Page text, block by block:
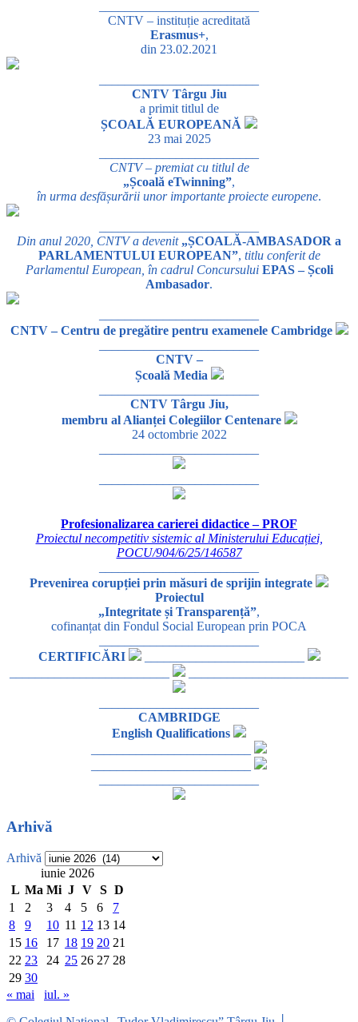
CNTV – instituție acreditată
Erasmus+,
din 23.02.2021
CNTV Târgu Jiu
a primit titlul de
ȘCOALĂ EUROPEANĂ
23 mai 2025
CNTV – premiat cu titlul de
„Școală eTwinning”,
în urma desfășurării unor importante proiecte europene.
Din anul 2020, CNTV a devenit „ȘCOALĂ-AMBASADOR a
PARLAMENTULUI EUROPEAN”, titlu conferit de
Parlamentul European, în cadrul Concursului EPAS – Școli
Ambasador.
CNTV – Centru de pregătire pentru examenele Cambridge
CNTV –
Școală Media
CNTV Târgu Jiu,
membru al Alianței Colegiilor Centenare
24 octombrie 2022
Profesionalizarea carierei didactice – PROF
Proiectul necompetitiv sistemic al Ministerului Educației,
POCU/904/6/25/146587
Prevenirea corupției prin măsuri de sprijin integrate
Proiectul
„Integritate și Transparență”,
cofinanțat din Fondul Social European prin POCA
CERTIFICĂRI
_________________________
CAMBRIDGE
English Qualifications
Arhivă
Arhivă
iunie 2026
L Ma Mi J V S D
1
2 3 4 5 6
7
8
9 10 11 12 13 14
15 16 17 18 19 20 21
22 23 24 25 26 27 28
29 30
« mai
iul. »